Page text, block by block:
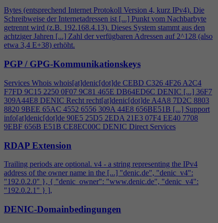
Bytes (entsprechend Internet Protokoll Version 4, kurz IPv4). Die
Schreibweise der Internetadressen ist [...] Punkt vom Nachbarbyte
getrennt wird (z.B. 192.168.4.13). Dieses System stammt aus den
achtziger Jahren [...] Zahl der verfügbaren Adressen auf 2^128 (also
etwa 3,4 E+38) erhöht.
PGP / GPG-Kommunikationskeys
Services Whois whois[at]denic[dot]de CEBD C326 4F26 A2C4
F7FD 9C15 2250 0F07 9C81 465E DB64ED6C DENIC [...] 36F7
309A44E8 DENIC Recht recht[at]denic[dot]de A4A8 7D2C 8803
8820 9BEE 65AC 4552 6556 309A 44E8 656BE51B [...] Support
info[at]denic[dot]de 90E5 25D5 2EDA 21E3 07F4 EE40 7708
9EBF 656B E51B CE8EC00C DENIC Direct Services
RDAP Extension
Trailing periods are optional. v4 - a string representing the IPv4
address of the owner name in the [...] "denic.de", "denic_v4":
"192.0.2.0" }, { "denic_owner": "www.denic.de", "denic_v4":
"192.0.2.1" } ],
DENIC-Domainbedingungen